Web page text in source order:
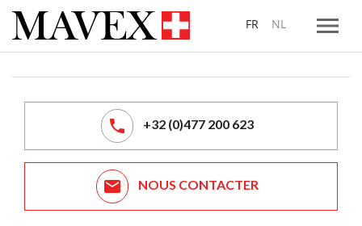
FR NL
+32 (0)477 200 623
NOUS CONTACTER